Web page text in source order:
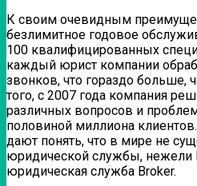
К своим очевидным
безлимитное годовое
100 квалифицированных
каждый юрист компании
звонков, что гораздо больше,
того, с 2007 года компания
различных вопросов и
половиной миллиона
дают понять, что в мире не
юридической службы, нежели
юридическая служба Broker.